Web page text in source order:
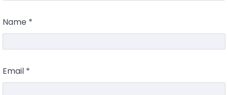
Name *
Email *